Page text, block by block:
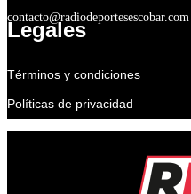
contacto@radiodeportesescobar.com
Legales
Términos y condiciones
Políticas de privacidad